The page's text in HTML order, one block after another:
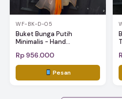
WF-BK-D-05
Buket Bunga Putih
Minimalis - Hand...
Rp 956.000
Pesan